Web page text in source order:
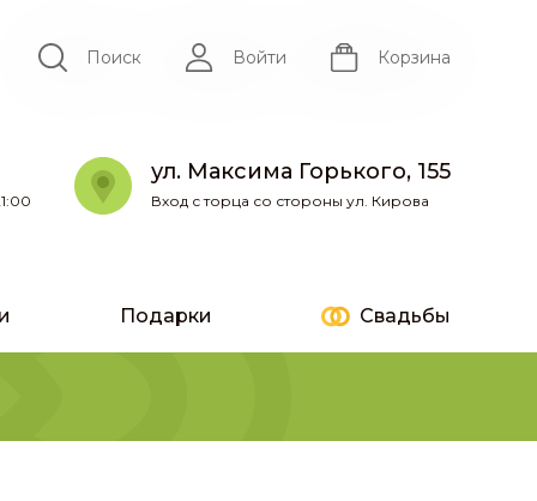
Поиск Войти Корзина
ул. Максима Горького, 155
Вход с торца со стороны ул. Кирова
Подарки Свадьбы